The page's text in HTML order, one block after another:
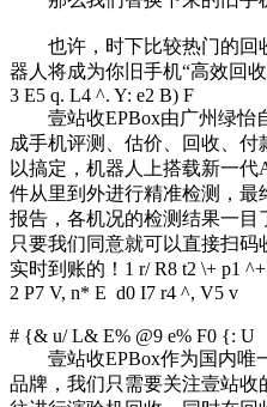
也许，时下比较热门的回
器人将成为你旧手机“高效回收
3 E5 q. L4 ^. Y: e2 B) F
壹站收EPBox由广州绿怡
成手机评测、估价、回收、
以搞定，机器人上搭载新一
件从里到外进行精准检测，
报告，各机况的检测结果一目
只要我们同意就可以直接扫
实时到账的！ 1 r/ R8 t2 \+ p1
2 P7 V, n* E d0 I7 r4 ^, V5 v
# {& u/ L& E% @9 e% F0 {: U
壹站收EPBox作为国内唯
品牌，我们只需要关注壹站收